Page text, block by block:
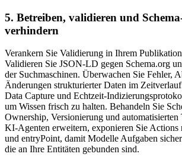
5. Betreiben, validieren und
verhindern
Verankern Sie Validierung in Ihrem
Validieren Sie JSON-LD gegen Schema.org
der Suchmaschinen. Überwachen Sie Fehler,
Änderungen strukturierter Daten im
Data Capture und Echtzeit-
um Wissen frisch zu halten. Behandeln Sie
Ownership, Versionierung und automatisierten
KI-Agenten erweitern, exponieren Sie
und entryPoint, damit Modelle Aufgaben
die an Ihre Entitäten gebunden sind.